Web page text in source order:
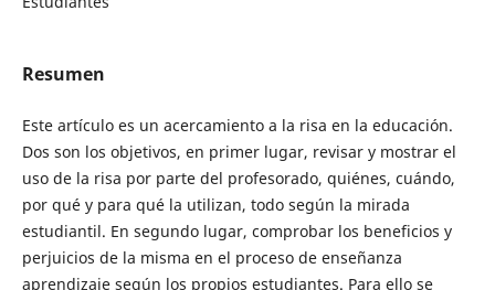
Resumen
Este artículo es un acercamiento a la risa en la educación.
Dos son los objetivos, en primer lugar, revisar y mostrar el
uso de la risa por parte del profesorado, quiénes, cuándo,
por qué y para qué la utilizan, todo según la mirada
estudiantil. En segundo lugar, comprobar los beneficios y
perjuicios de la misma en el proceso de enseñanza
aprendizaje según los propios estudiantes. Para ello se